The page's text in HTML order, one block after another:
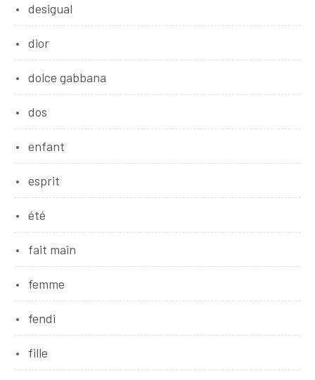
desigual
dior
dolce gabbana
dos
enfant
esprit
été
fait main
femme
fendi
fille